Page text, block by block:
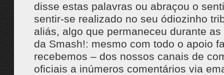
disse estas palavras ou abraçou o
sentir-se realizado no seu ódiozinho
aliás, algo que permaneceu durante
da Smash!: mesmo com todo o apoio
recebemos – dos nossos canais de
oficiais a inúmeros comentários via